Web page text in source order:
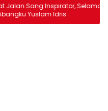
Sang Inspirator, Selamat
Yuslam Idris